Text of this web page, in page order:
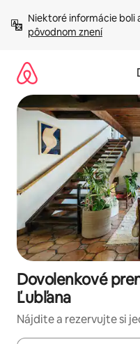
obsah.
Niektoré informácie
pôvodnom znení
Dovolenkové
Ľubľana
Nájdite a rezervujte si